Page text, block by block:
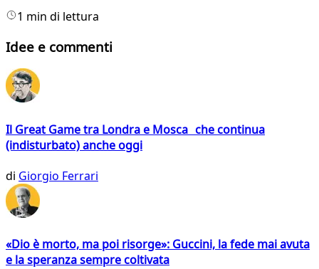
1 min di lettura
Idee e commenti
Il Great Game tra Londra e Mosca che continua
(indisturbato) anche oggi
di Giorgio Ferrari
«Dio è morto, ma poi risorge»: Guccini, la fede mai avuta
e la speranza sempre coltivata